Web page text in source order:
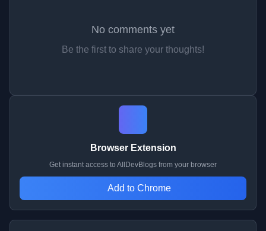
No comments yet
Be the first to share your thoughts!
Browser Extension
Get instant access to AllDevBlogs from your browser
Add to Chrome